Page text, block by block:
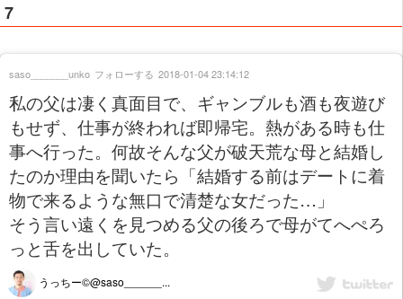
7
私の父は凄く真面目で、ギャンブルも酒も夜遊び
もせず、仕事が終われば即帰宅。熱がある時も仕
事へ行った。何故そんな父が破天荒な母と結婚し
たのか理由を聞いたら「結婚する前はデートに着
物で来るような無口で清楚な女だった…」
そう言い遠くを見つめる父の後ろで母がてへぺろ
っと舌を出していた。
うっちー©︎@saso______...
saso_______unko フォローする 2018-01-04 23:14:12